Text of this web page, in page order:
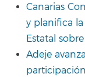
Canarias
y planifica
Estatal
Adeje